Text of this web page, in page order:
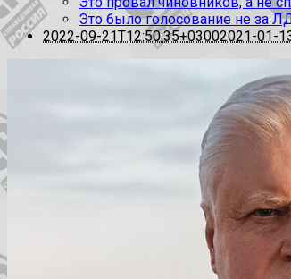
Это было голосование не за
2022-09-21T12:50:35+03002021-01-